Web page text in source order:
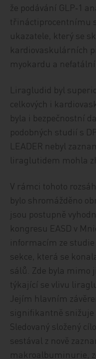
že podávání GLP‑1
třináctiprocentnímu
ukazatele, který se
kardiovaskulárních
myokardu a
Liragludid byl
celkových i
byla i bezpečnostní
podobných studií s
LEADER nebyl
liraglutidem mohla
V rámci tohoto
bylo shromážděno
jsou postupně
kongresu EASD v
informacím ze studie
sekce, která se
sálů. Zde byla mimo
týkající se vlivu
Jejím hlavním
signifikantně snižuje
Sledovaný složený
sestával z nově
makroalbuminurie,